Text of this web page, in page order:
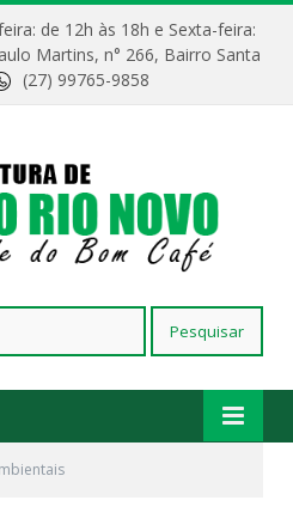
de 12h às 18h e Sexta-feira:
Martins, n° 266, Bairro Santa
(27) 99765-9858